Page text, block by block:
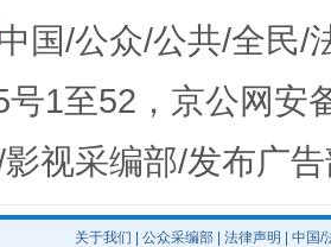
力责任有效落实 一纸欠
国/公众/公共/全民/
号1至52，京公网安
视采编部/发布广
关于我们 公众采编部 法律声明 | 中国